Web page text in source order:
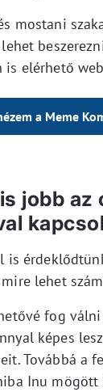
mostani
is elérhető
a Meme
jobb az
is
lehet
fog
képes
Továbbá a
Inu